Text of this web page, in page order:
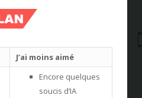
J’ai moins aimé
Encore quelques
soucis d’IA